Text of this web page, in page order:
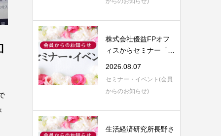
株式会社優益FPオフ
ィスからセミナー「生
2026.08.07
セミナー・イベント(会員
からのお知らせ)
生活経済研究所長野さ